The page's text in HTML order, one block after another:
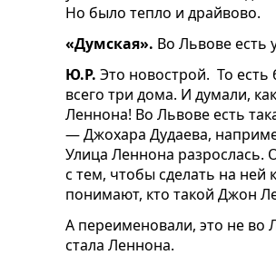
Но было тепло и драйвово.
«Думская». Во Львове есть
Ю.Р. Это новострой. То
всего три дома. И думали,
Леннона! Во Львове есть
— Джохара Дудаева,
Улица Леннона
с тем, чтобы сделать на ней
понимают, кто такой Джон
А переименовали, это не во
стала Леннона.